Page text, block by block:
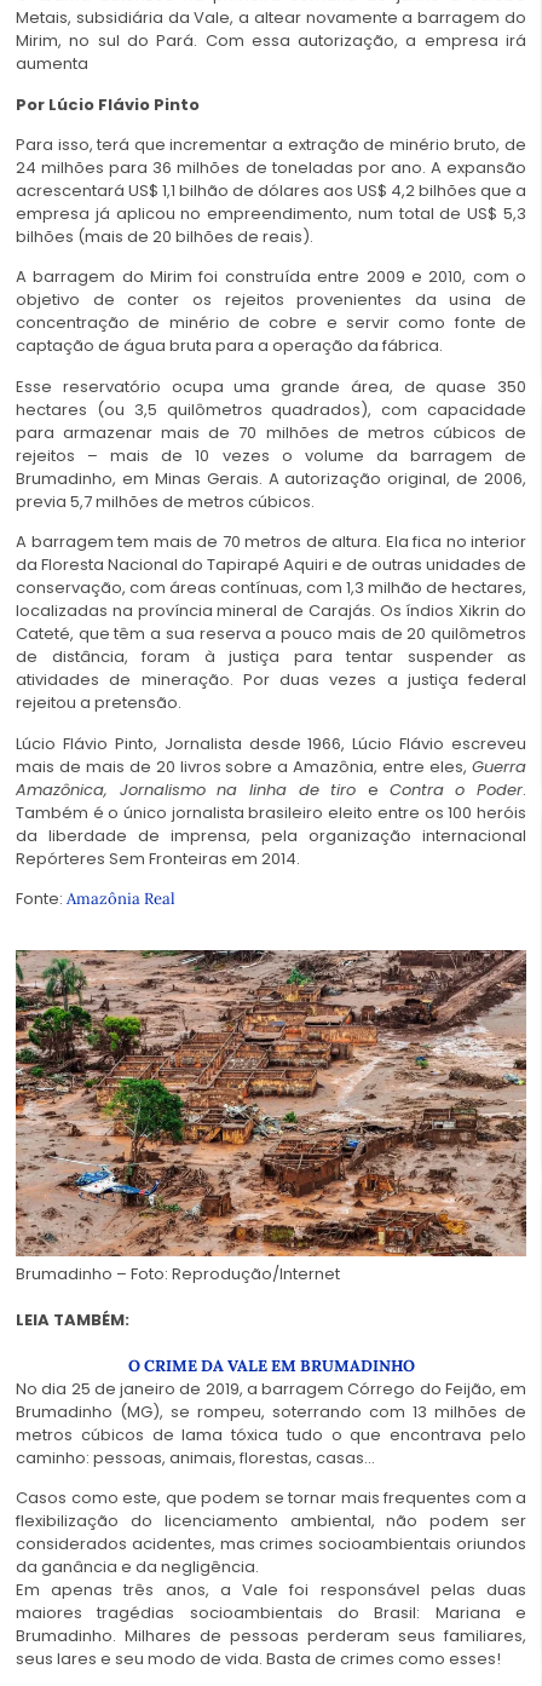
Metais, subsidiária da Vale, a altear novamente a barragem do
Mirim, no sul do Pará. Com essa autorização, a empresa irá
aumenta
Por Lúcio Flávio Pinto
Para isso, terá que incrementar a extração de minério bruto, de
24 milhões para 36 milhões de toneladas por ano. A expansão
acrescentará US$ 1,1 bilhão de dólares aos US$ 4,2 bilhões que a
empresa já aplicou no empreendimento, num total de US$ 5,3
bilhões (mais de 20 bilhões de reais).
A barragem do Mirim foi construída entre 2009 e 2010, com o
objetivo de conter os rejeitos provenientes da usina de
concentração de minério de cobre e servir como fonte de
captação de água bruta para a operação da fábrica.
Esse reservatório ocupa uma grande área, de quase 350
hectares (ou 3,5 quilômetros quadrados), com capacidade
para armazenar mais de 70 milhões de metros cúbicos de
rejeitos – mais de 10 vezes o volume da barragem de
Brumadinho, em Minas Gerais. A autorização original, de 2006,
previa 5,7 milhões de metros cúbicos.
A barragem tem mais de 70 metros de altura. Ela fica no interior
da Floresta Nacional do Tapirapé Aquiri e de outras unidades de
conservação, com áreas contínuas, com 1,3 milhão de hectares,
localizadas na província mineral de Carajás. Os índios Xikrin do
Cateté, que têm a sua reserva a pouco mais de 20 quilômetros
de distância, foram à justiça para tentar suspender as
atividades de mineração. Por duas vezes a justiça federal
rejeitou a pretensão.
Lúcio Flávio Pinto, Jornalista desde 1966, Lúcio Flávio escreveu
mais de mais de 20 livros sobre a Amazônia, entre eles, Guerra
Amazônica, Jornalismo na linha de tiro e Contra o Poder.
Também é o único jornalista brasileiro eleito entre os 100 heróis
da liberdade de imprensa, pela organização internacional
Repórteres Sem Fronteiras em 2014.
Fonte: Amazônia Real
Brumadinho – Foto: Reprodução/Internet
LEIA TAMBÉM:
O CRIME DA VALE EM BRUMADINHO
No dia 25 de janeiro de 2019, a barragem Córrego do Feijão, em
Brumadinho (MG), se rompeu, soterrando com 13 milhões de
metros cúbicos de lama tóxica tudo o que encontrava pelo
caminho: pessoas, animais, florestas, casas…
Casos como este, que podem se tornar mais frequentes com a
flexibilização do licenciamento ambiental, não podem ser
considerados acidentes, mas crimes socioambientais oriundos
da ganância e da negligência.
Em apenas três anos, a Vale foi responsável pelas duas
maiores tragédias socioambientais do Brasil: Mariana e
Brumadinho. Milhares de pessoas perderam seus familiares,
seus lares e seu modo de vida. Basta de crimes como esses!